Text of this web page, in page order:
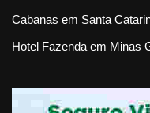
Cabanas em Santa
Hotel Fazenda em Minas